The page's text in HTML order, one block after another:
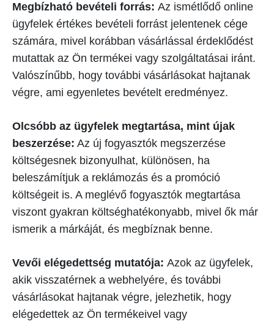
Megbízható bevételi forrás: Az ismétlődő online
ügyfelek értékes bevételi forrást jelentenek cége
számára, mivel korábban vásárlással érdeklődést
mutattak az Ön termékei vagy szolgáltatásai iránt.
Valószínűbb, hogy további vásárlásokat hajtanak
végre, ami egyenletes bevételt eredményez.
Olcsóbb az ügyfelek megtartása, mint újak
beszerzése: Az új fogyasztók megszerzése
költségesnek bizonyulhat, különösen, ha
beleszámítjuk a reklámozás és a promóció
költségeit is. A meglévő fogyasztók megtartása
viszont gyakran költséghatékonyabb, mivel ők már
ismerik a márkáját, és megbíznak benne.
Vevői elégedettség mutatója: Azok az ügyfelek,
akik visszatérnek a webhelyére, és további
vásárlásokat hajtanak végre, jelezhetik, hogy
elégedettek az Ön termékeivel vagy